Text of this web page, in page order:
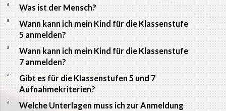
a Was ist der Mensch?
a
Wann kann ich mein Kind für die Klassenstufe
5 anmelden?
a
Wann kann ich mein Kind für die Klassenstufe
7 anmelden?
a
Gibt es für die Klassenstufen 5 und 7
Aufnahmekriterien?
a
Welche Unterlagen muss ich zur Anmeldung